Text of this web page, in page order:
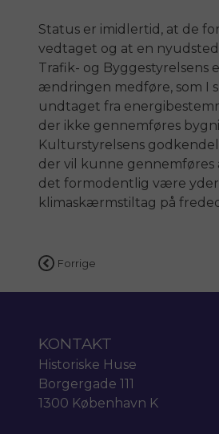
Status er imidlertid, at de
vedtaget og at en
Trafik- og
ændringen medføre, som I
undtaget fra
der ikke gennemføres
Kulturstyrelsens
der vil kunne gennemføres
det formodentlig være
klimaskærmstiltag på
Indlægsnavigation
Forrige
KONTAKT
Historiske Huse
Borgergade 111
1300 København K